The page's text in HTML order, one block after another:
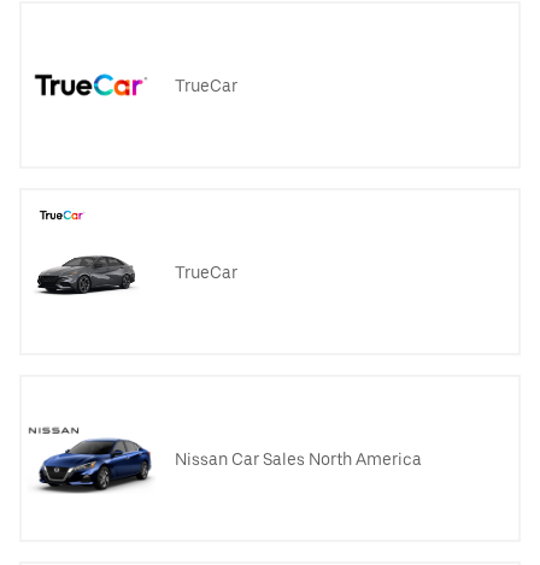
TrueCar
TrueCar
Nissan Car Sales North America